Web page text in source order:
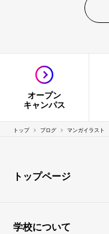
オープン
キャンパス
トップ ブログ マンガイラスト
トップページ
学校について